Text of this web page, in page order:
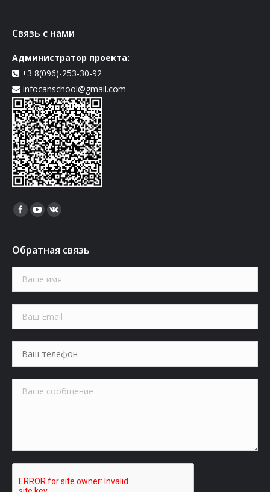
Связь с нами
Администратор проекта:
+3 8(096)-253-30-92
infocanschool@gmail.com
Найдите нас:
Обратная связь